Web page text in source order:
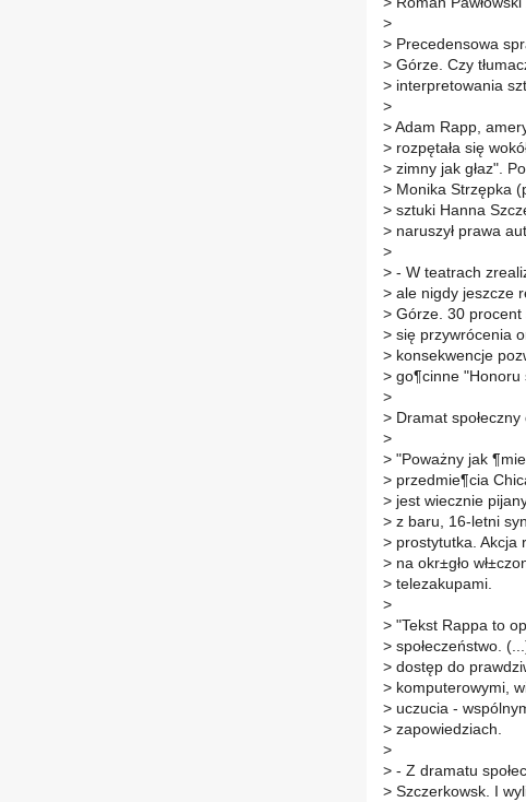
>
> Precedensowa
> Górze. Czy
> interpretowania
>
> Adam Rapp,
> rozpętała się
> zimny jak głaz".
> Monika Strzępka
> sztuki Hanna
> naruszył prawa
>
> - W teatrach
> ale nigdy jeszcze
> Górze. 30 procent
> się przywrócenia
> konsekwencje
> go¶cinne "Honoru
>
> Dramat
>
> "Poważny jak
> przedmie¶cia
> jest wiecznie
> z baru, 16-letni
> prostytutka. Akcja
> na okr±gło
> telezakupami.
>
> "Tekst Rappa to
> społeczeństwo.
> dostęp do
> komputerowymi,
> uczucia -
> zapowiedziach.
>
> - Z dramatu
> Szczerkowsk. I